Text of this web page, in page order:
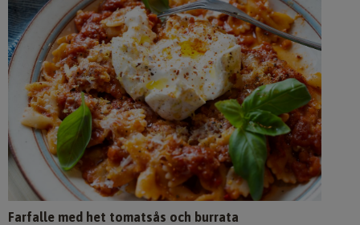
Farfalle med het tomatsås och burrata